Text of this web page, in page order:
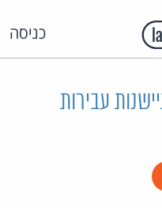
כניסה
עבירות